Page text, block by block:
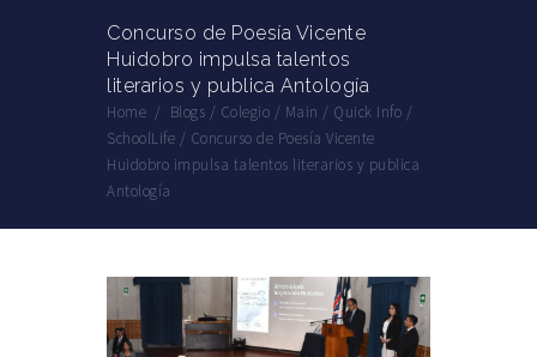
Concurso de Poesía Vicente
Huidobro impulsa talentos
literarios y publica Antología
Home / Blogs / Colegio / Main / Quick Info /
SchoolLife / Concurso de Poesía Vicente
Huidobro impulsa talentos literarios y publica
Antología